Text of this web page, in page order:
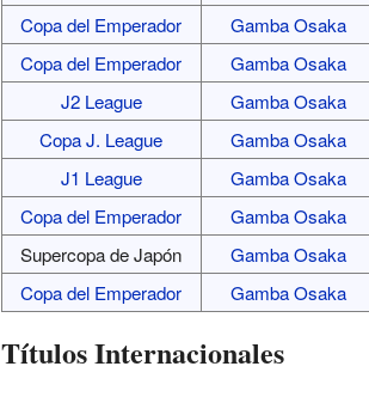
Copa del Emperador
Gamba Osaka
Copa del Emperador
Gamba Osaka
J2 League
Gamba Osaka
Copa J. League
Gamba Osaka
J1 League
Gamba Osaka
Copa del Emperador
Gamba Osaka
Supercopa de Japón
Gamba Osaka
Copa del Emperador
Gamba Osaka
Títulos Internacionales